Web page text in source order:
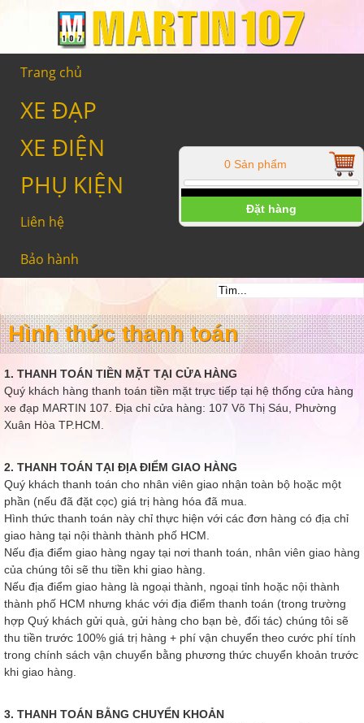
0 Sản phẩm
Đặt hàng
Trang chủ
XE ĐẠP
XE ĐIỆN
PHỤ KIỆN
Liên hệ
Bảo hành
Hình thức thanh toán
1. THANH TOÁN TIỀN MẶT TẠI CỬA HÀNG
Quý khách hàng thanh toán tiền mặt trực tiếp tại hệ thống cửa hàng
xe đạp MARTIN 107. Địa chỉ cửa hàng: 107 Võ Thị Sáu, Phường
Xuân Hòa TP.HCM.
2. THANH TOÁN TẠI ĐỊA ĐIỂM GIAO HÀNG
Quý khách thanh toán cho nhân viên giao nhận toàn bộ hoặc một
phần (nếu đã đặt cọc) giá trị hàng hóa đã mua.
Hình thức thanh toán này chỉ thực hiện với các đơn hàng có địa chỉ
giao hàng tại nội thành thành phố HCM.
Nếu địa điểm giao hàng ngay tại nơi thanh toán, nhân viên giao hàng
của chúng tôi sẽ thu tiền khi giao hàng.
Nếu địa điểm giao hàng là ngoại thành, ngoại tỉnh hoặc nội thành
thành phố HCM nhưng khác với địa điểm thanh toán (trong trường
hợp Quý khách gửi quà, gửi hàng cho bạn bè, đối tác) chúng tôi sẽ
thu tiền trước 100% giá trị hàng + phí vận chuyển theo cước phí tính
trong chính sách vận chuyển bằng phương thức chuyển khoản trước
khi giao hàng.
3. THANH TOÁN BẰNG CHUYỂN KHOẢN